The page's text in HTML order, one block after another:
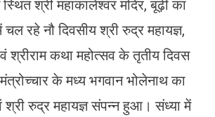
श्री महाकालेश्वर मंदिर, बूढ़ी का
रहे नौ दिवसीय श्री रुद्र महायज्ञ,
श्रीराम कथा महोत्सव के तृतीय दिवस
के मध्य भगवान भोलेनाथ का
श्री रुद्र महायज्ञ संपन्न हुआ। संध्या में